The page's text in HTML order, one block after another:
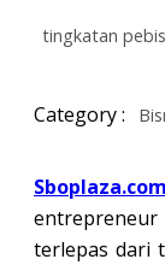
tingkatan
Category :
Sboplaza.com
terlepas dari